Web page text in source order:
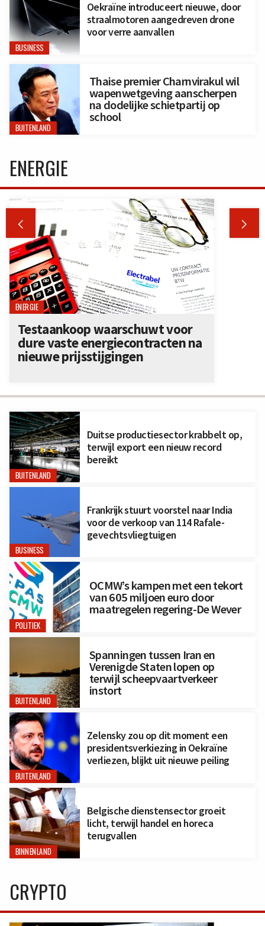
BUSINESS
Oekraïne introduceert nieuwe, door
straalmotoren aangedreven drone
voor verre aanvallen
BUITENLAND
Thaise premier Charnvirakul wil
wapenwetgeving aanscherpen
na dodelijke schietpartij op
school
BUITENLAND
Duitse productiesector krabbelt op,
terwijl export een nieuw record
bereikt
BUSINESS
Frankrijk stuurt voorstel naar India
voor de verkoop van 114 Rafale-
gevechtsvliegtuigen
POLITIEK
OCMW’s kampen met een tekort
van 605 miljoen euro door
maatregelen regering-De Wever
BUITENLAND
Spanningen tussen Iran en
Verenigde Staten lopen op
terwijl scheepvaartverkeer
instort
BUITENLAND
Zelensky zou op dit moment een
presidentsverkiezing in Oekraïne
verliezen, blijkt uit nieuwe peiling
BINNENLAND
Belgische dienstensector groeit
licht, terwijl handel en horeca
terugvallen
ENERGIE
 
ENERGIE
Testaankoop waarschuwt voor
dure vaste energiecontracten na
nieuwe prijsstijgingen
CRYPTO